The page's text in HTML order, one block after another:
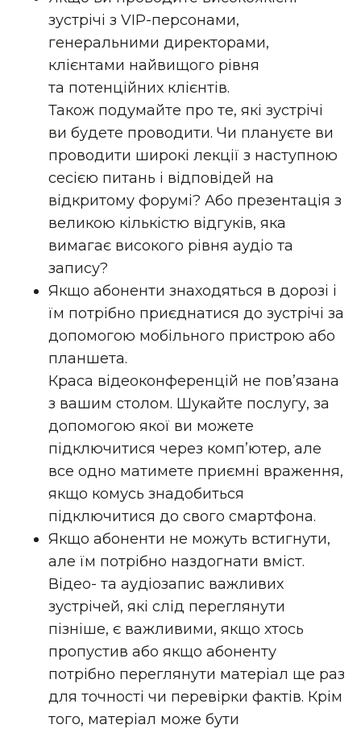
зустрічі з VIP-персонами,
генеральними директорами,
клієнтами найвищого рівня
та потенційних клієнтів.
Також подумайте про те, які зустрічі
ви будете проводити. Чи плануєте ви
проводити широкі лекції з наступною
сесією питань і відповідей на
відкритому форумі? Або презентація з
великою кількістю відгуків, яка
вимагає високого рівня аудіо та
запису?
Якщо абоненти знаходяться в дорозі і
їм потрібно приєднатися до зустрічі за
допомогою мобільного пристрою або
планшета.
Краса відеоконференцій не пов’язана
з вашим столом. Шукайте послугу, за
допомогою якої ви можете
підключитися через комп’ютер, але
все одно матимете приємні враження,
якщо комусь знадобиться
підключитися до свого смартфона.
Якщо абоненти не можуть встигнути,
але їм потрібно наздогнати вміст.
Відео- та аудіозапис важливих
зустрічей, які слід переглянути
пізніше, є важливими, якщо хтось
пропустив або якщо абоненту
потрібно переглянути матеріал ще раз
для точності чи перевірки фактів. Крім
того, матеріал може бути